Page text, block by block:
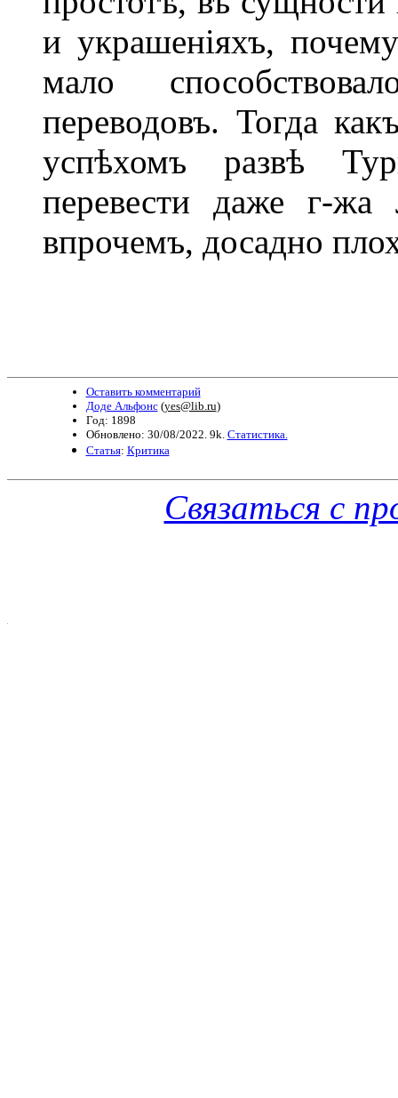
и украшеніяхъ,
мало
переводовъ. Тогда
успѣхомъ развѣ
перевести даже г-жа
впрочемъ, досадно
Оставить комментарий
Доде Альфонс(yes@lib.ru)
Год: 1898
Обновлено: 30/08/2022. 9k. Статистика.
Статья: Критика
Связаться с